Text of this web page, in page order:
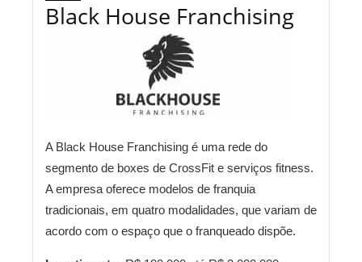
Black House Franchising
A Black House Franchising é uma rede do
segmento de boxes de CrossFit e serviços fitness.
A empresa oferece modelos de franquia
tradicionais, em quatro modalidades, que variam de
acordo com o espaço que o franqueado dispõe.